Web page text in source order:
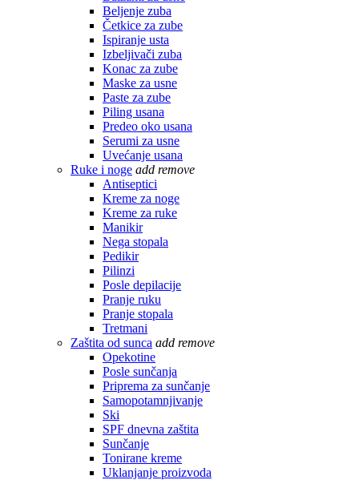
Beljenje zuba
Četkice za zube
Ispiranje usta
Izbeljivači zuba
Konac za zube
Maske za usne
Paste za zube
Piling usana
Predeo oko usana
Serumi za usne
Uvećanje usana
Ruke i noge add remove
Antiseptici
Kreme za noge
Kreme za ruke
Manikir
Nega stopala
Pedikir
Pilinzi
Posle depilacije
Pranje ruku
Pranje stopala
Tretmani
Zaštita od sunca add remove
Opekotine
Posle sunčanja
Priprema za sunčanje
Samopotamnjivanje
Ski
SPF dnevna zaštita
Sunčanje
Tonirane kreme
Uklanjanje proizvoda